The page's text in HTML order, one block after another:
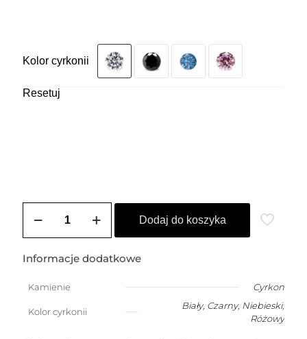
Kolor cyrkonii
Resetuj
Choker
(6
Dodaj do koszyka
Informacje dodatkowe
Kamienie Cyrkon
Kolor cyrkonii
Biały, Czarny, Niebieski,
Różowy